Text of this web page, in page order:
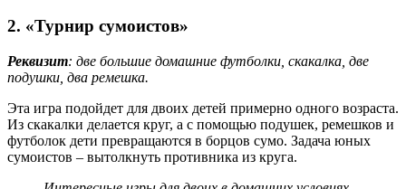
2. «Турнир сумоистов»
Реквизит: две большие домашние футболки, скакалка, две
подушки, два ремешка.
Эта игра подойдет для двоих детей примерно одного возраста.
Из скакалки делается круг, а с помощью подушек, ремешков и
футболок дети превращаются в борцов сумо. Задача юных
сумоистов – вытолкнуть противника из круга.